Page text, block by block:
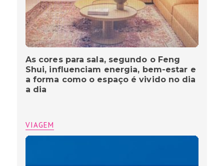
As cores para sala, segundo o Feng
Shui, influenciam energia, bem-estar e
a forma como o espaço é vivido no dia
a dia
VIAGEM